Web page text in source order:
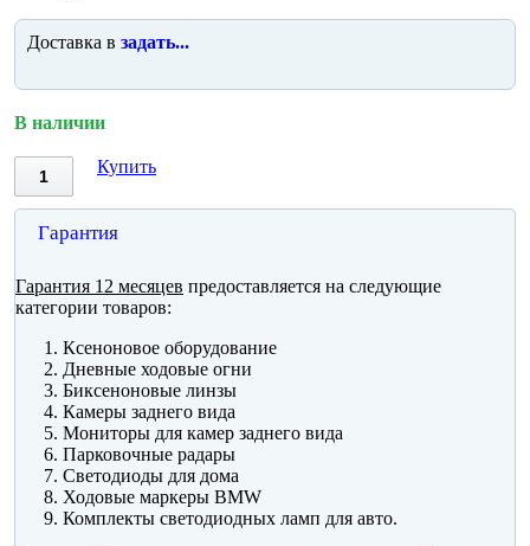
Доставка в задать...
В наличии
Купить
Гарантия
Гарантия 12 месяцев предоставляется на следующие
категории товаров:
Ксеноновое оборудование
Дневные ходовые огни
Биксеноновые линзы
Камеры заднего вида
Мониторы для камер заднего вида
Парковочные радары
Светодиоды для дома
Ходовые маркеры BMW
Комплекты светодиодных ламп для авто.